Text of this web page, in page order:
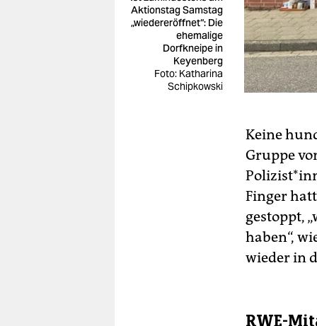
Aktionstag Samstag
„wiedereröffnet“: Die
ehemalige
Dorfkneipe in
Keyenberg
Foto: Katharina
Schipkowski
Keine
Gruppe
Finger
gestoppt,
haben“,
wieder in
RWE-